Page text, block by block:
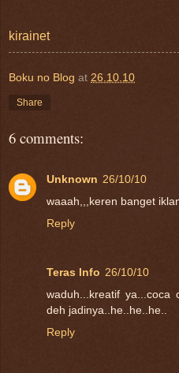
kirainet
Boku no Blog at 26.10.10
Share
6 comments:
Unknown 26/10/10
waaah,,,keren banget
Reply
Teras Info 26/10/10
waduh...kreatif ya...coca
deh jadinya..he..he..he..
Reply